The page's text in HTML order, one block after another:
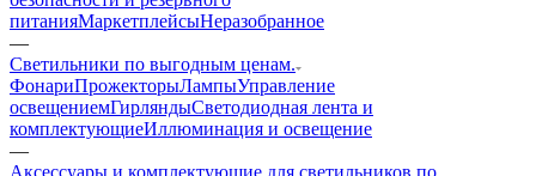
питанияМаркетплейсыНеразобранное
—
Светильники по выгодным ценам.
ФонариПрожекторыЛампыУправление
освещениемГирляндыСветодиодная лента и
комплектующиеИллюминация и освещение
—
Аксессуары и комплектующие для светильников по